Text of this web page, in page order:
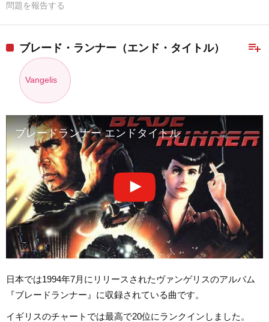
問題を報告する
playlist_add
ブレード・ランナー（エンド・タイトル）
Vangelis
ブレードランナー エンドタイトル
日本では1994年7月にリリースされたヴァンゲリスのアルバム
『ブレードランナー』に収録されている曲です。
イギリスのチャートでは最高で20位にランクインしました。